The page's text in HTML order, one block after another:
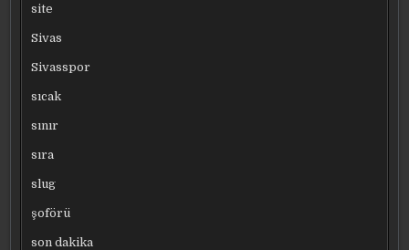
site
Sivas
Sivasspor
sıcak
sınır
sıra
slug
şoförü
son dakika